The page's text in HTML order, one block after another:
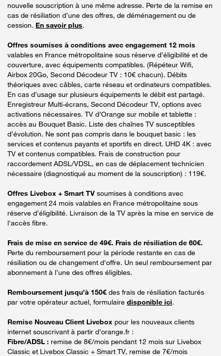
nouvelle souscription à une même adresse. Perte de la remise en
cas de résiliation d’une des offres, de déménagement ou de
cession. En savoir plus.
Offres soumises à conditions avec engagement 12 mois
valables en France métropolitaine sous réserve d’éligibilité et de
couverture, avec équipements compatibles. (Répéteur Wifi,
Airbox 20Go, Second Décodeur TV : 10€ chacun). Débits
théoriques avec câbles, carte réseau et ordinateurs compatibles.
En cas d’usage sur plusieurs équipements le débit est partagé.
Enregistreur Multi-écrans, Second Décodeur TV, options avec
activations nécessaires. TV d’Orange sur mobile et tablette :
accès au Bouquet Basic. Liste des chaînes TV susceptibles
d’évolution. Ne sont pas compris dans le bouquet basic : les
services et contenus payants et sportifs en direct. UHD 4K : avec
TV et contenus compatibles. Frais de construction pour
raccordement ADSL/VDSL, en cas de déplacement technicien
nécessaire (diagnostiqué au moment de la souscription) : 119€.
Offres Livebox + Smart TV soumises à conditions avec
engagement 24 mois valables en France métropolitaine sous
réserve d’éligibilité. Livraison de la TV après la mise en service de
l'accès fibre.
Frais de mise en service de 49€. Frais de résiliation de 60€.
Perte du remboursement pour la période restante en cas de
résiliation ou de changement d'offre. Un seul remboursement par
abonnement à l’une des offres éligibles.
Remboursement jusqu’à 150€ des frais de résiliation facturés
par votre opérateur actuel, formulaire disponible ici.
Remise Nouveau Client Livebox pour les nouveaux clients
internet souscrivant à partir d’orange.fr :
Fibre/ADSL : remise de 8€/mois pendant 12 mois sur Livebox
Classic et Livebox Classic + Smart TV, remise de 7€/mois